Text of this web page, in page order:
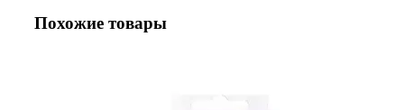
Похожие товары